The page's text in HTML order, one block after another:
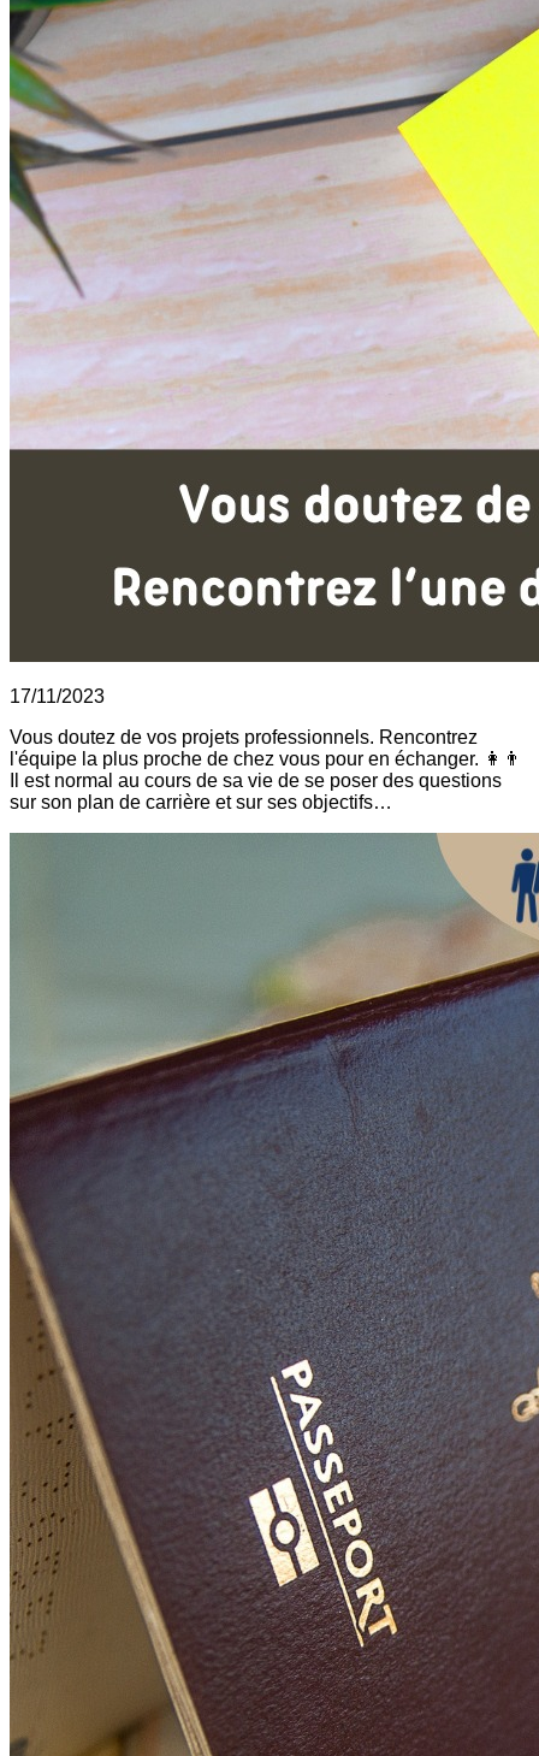
17/11/2023
Vous doutez de vos projets professionnels. Rencontrez
l'équipe la plus proche de chez vous pour en échanger. 👩👨
Il est normal au cours de sa vie de se poser des questions
sur son plan de carrière et sur ses objectifs…